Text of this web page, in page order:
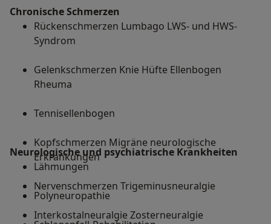
Chronische Schmerzen
Rückenschmerzen Lumbago LWS- und HWS-
Syndrom
Gelenkschmerzen Knie Hüfte Ellenbogen
Rheuma
Tennisellenbogen
Kopfschmerzen Migräne neuro­logische
Erkrankungen
Nervenschmerzen Trigeminus­neuralgie
Interkostalneuralgie Zoster­neuralgie
Neurologische und psychiatrische Krankheiten
Lähmungen
Polyneuropathie